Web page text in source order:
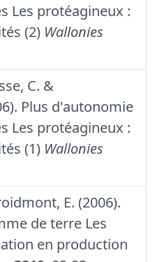
Les protéagineux :
(2) Wallonies
C. &
Plus d'autonomie
Les protéagineux :
(1) Wallonies
E. (2006).
de terre Les
en production